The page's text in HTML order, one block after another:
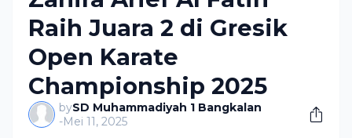
Raih Juara 2 di Gresik
Open Karate
Championship 2025
bySD Muhammadiyah 1 Bangkalan
-Mei 11, 2025